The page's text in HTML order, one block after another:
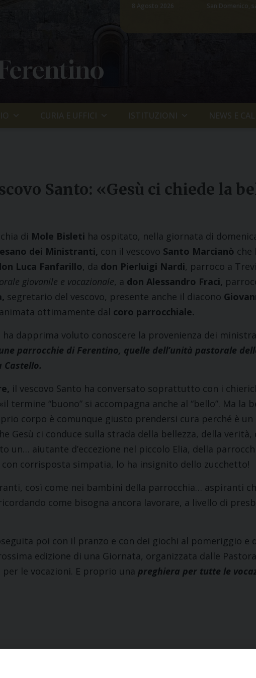
8 Agosto 2026 San Domenico,
CURIA E UFFICI ISTITUZIONI NEWS E
Santo: «Gesù ci chiede la
di Mole Bisleti ha ospitato, nella giornata di
dei Ministranti, con il vescovo Santo Marcianò che
Luca Fanfarillo, da don Pierluigi Nardi, parroco a
giovanile e vocazionale, a don Alessandro Fraci,
segretario del vescovo, presente anche il diacono
ottimamente dal coro parrocchiale.
ha dapprima voluto conoscere la provenienza dei
parrocchie di Ferentino, quelle dell’unità pastorale
Castello.
il vescovo Santo ha conversato soprattutto con i
“buono” si accompagna anche al “bello”. Ma la
corpo è comunque giusto prendersi cura perché è
Gesù ci conduce sulla strada della bellezza, della
un… aiutante d’eccezione nel piccolo Elia, della
corrisposta simpatia, lo ha insignito dello zucchetto!
così come nei bambini della parrocchia… aspiranti
come bisogna ancora lavorare, a livello di
poi con il pranzo e con dei giochi al pomeriggio
edizione di una Giornata, organizzata dalle
le vocazioni. E proprio una preghiera per tutte le